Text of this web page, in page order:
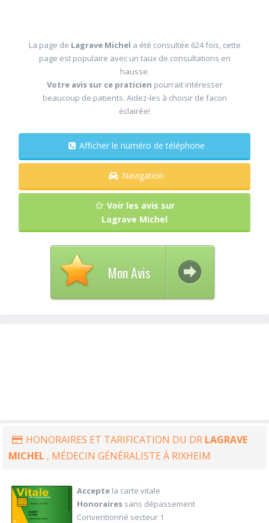
La page de Lagrave Michel a été consultée 624 fois, cette
page est populaire avec un taux de consultations en
hausse.
Votre avis sur ce praticien pourrait intéresser
beaucoup de patients. Aidez-les à choisir de facon
éclairée!
Afficher le numéro de téléphone
Navigation
Voir les avis sur
Lagrave Michel
Mon Avis
HONORAIRES ET TARIFICATION DU DR LAGRAVE
MICHEL , MÉDECIN GÉNÉRALISTE À RIXHEIM
Acceptela carte vitale
Honorairessans dépassement
Conventionné secteur 1